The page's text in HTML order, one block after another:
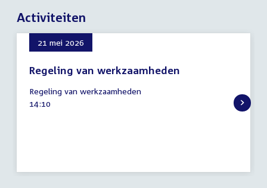
Activiteiten
21 mei 2026
Regeling van werkzaamheden
mei
2026
Regeling van werkzaamheden
Tijd
14:10